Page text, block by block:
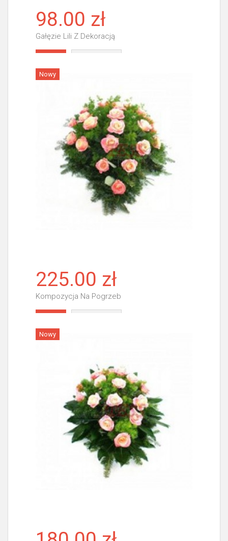
98.00 zł
Gałęzie Lili Z Dekoracją
Nowy
225.00 zł
Kompozycja Na Pogrzeb
Nowy